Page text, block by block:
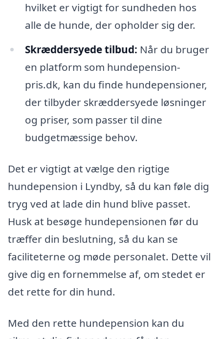
hvilket er vigtigt for sundheden hos
alle de hunde, der opholder sig der.
Skræddersyede tilbud: Når du bruger
en platform som hundepension-
pris.dk, kan du finde hundepensioner,
der tilbyder skræddersyede løsninger
og priser, som passer til dine
budgetmæssige behov.
Det er vigtigt at vælge den rigtige
hundepension i Lyndby, så du kan føle dig
tryg ved at lade din hund blive passet.
Husk at besøge hundepensionen før du
træffer din beslutning, så du kan se
faciliteterne og møde personalet. Dette vil
give dig en fornemmelse af, om stedet er
det rette for din hund.
Med den rette hundepension kan du